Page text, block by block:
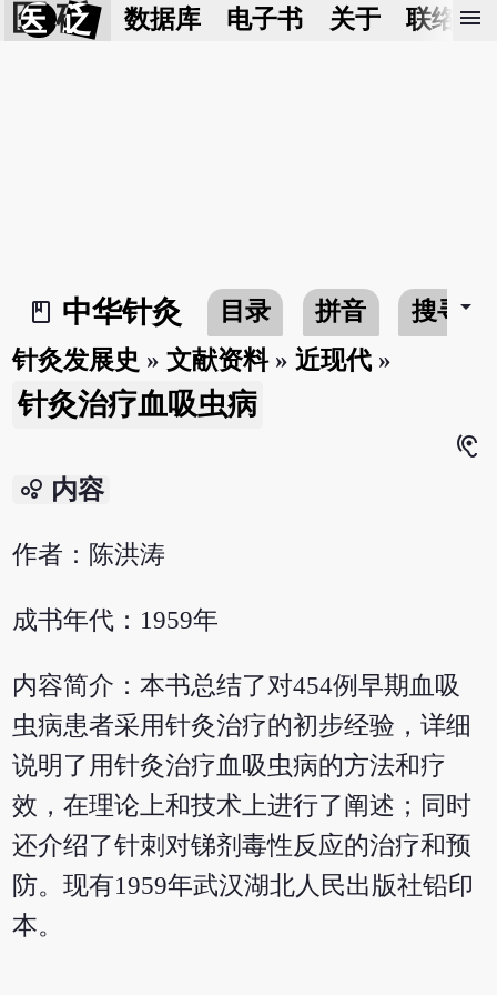
医 砭 数据库 电子书 关于 联络我
menu
book_2
中华针灸 目录 拼音 搜寻arrow_drop_down
针灸发展史 »文献资料»近现代 »
针灸治疗血吸虫病
hearing
bubble_chart 内容
作者：陈洪涛
成书年代：1959年
内容简介：本书总结了对454例早期血吸
虫病患者采用针灸治疗的初步经验，详细
说明了用针灸治疗血吸虫病的方法和疗
效，在理论上和技术上进行了阐述；同时
还介绍了针刺对锑剂毒性反应的治疗和预
防。现有1959年武汉湖北人民出版社铅印
本。